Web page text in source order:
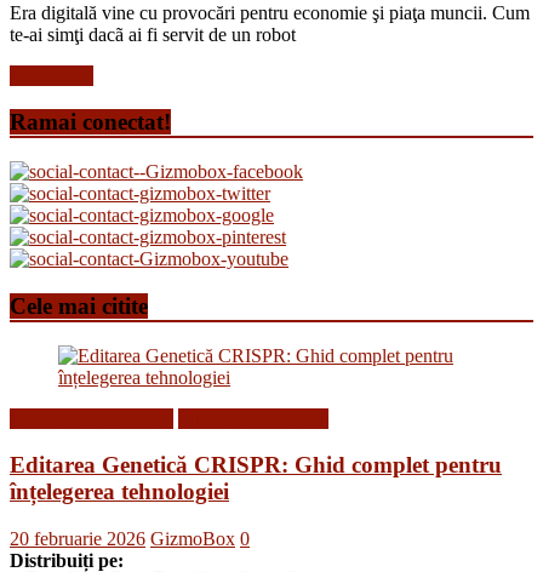
Era digitală vine cu provocări pentru economie şi piaţa muncii. Cum
te-ai simţi dacã ai fi servit de un robot
Ramai conectat!
Cele mai citite
Editarea Genetică CRISPR: Ghid complet pentru
înțelegerea tehnologiei
20 februarie 2026 GizmoBox 0
Distribuiți pe: